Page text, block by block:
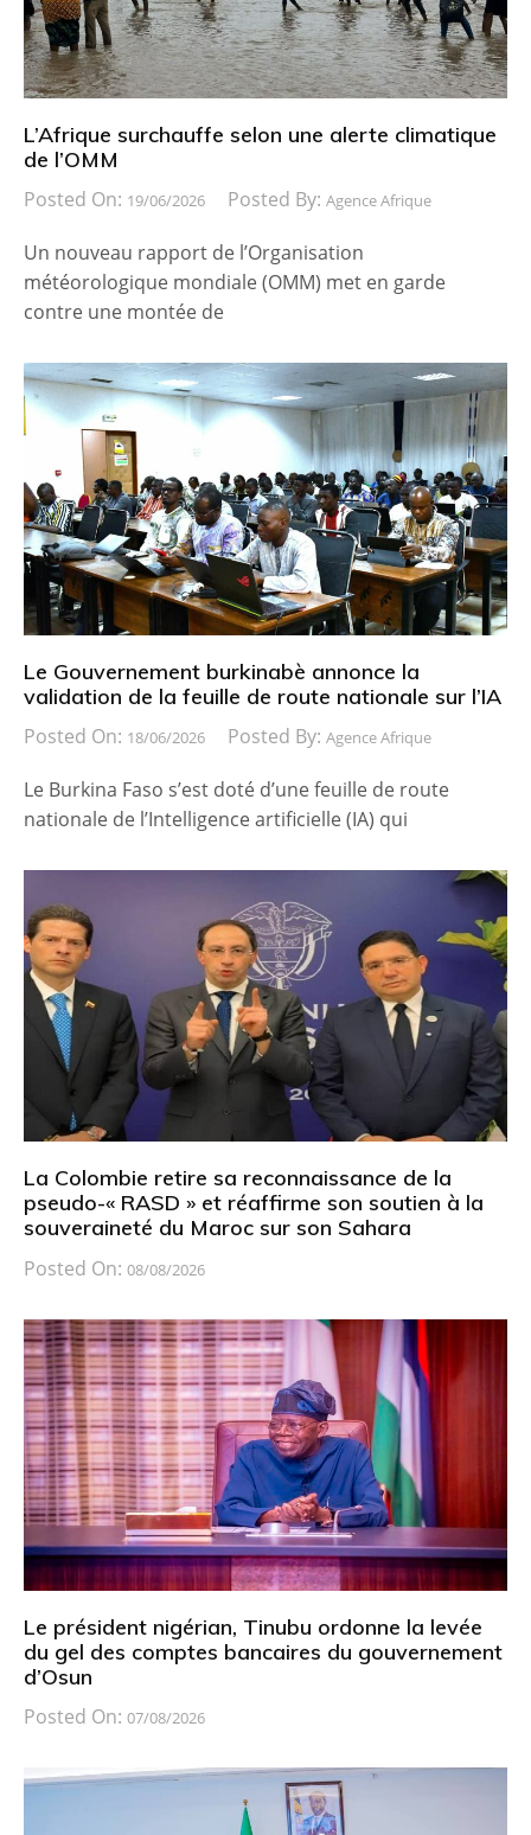
L’Afrique surchauffe selon une alerte climatique
de l’OMM
Posted On: 19/06/2026 Posted By: Agence Afrique
Un nouveau rapport de l’Organisation
météorologique mondiale (OMM) met en garde
contre une montée de
Le Gouvernement burkinabè annonce la
validation de la feuille de route nationale sur l’IA
Posted On: 18/06/2026 Posted By: Agence Afrique
Le Burkina Faso s’est doté d’une feuille de route
nationale de l’Intelligence artificielle (IA) qui
La Colombie retire sa reconnaissance de la
pseudo-« RASD » et réaffirme son soutien à la
souveraineté du Maroc sur son Sahara
Posted On: 08/08/2026
Le président nigérian, Tinubu ordonne la levée
du gel des comptes bancaires du gouvernement
d’Osun
Posted On: 07/08/2026